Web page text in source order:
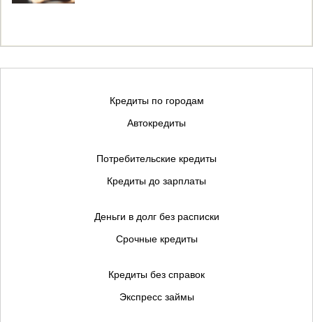
Кредиты по городам
Автокредиты
Потребительские кредиты
Кредиты до зарплаты
Деньги в долг без расписки
Срочные кредиты
Кредиты без справок
Экспресс займы